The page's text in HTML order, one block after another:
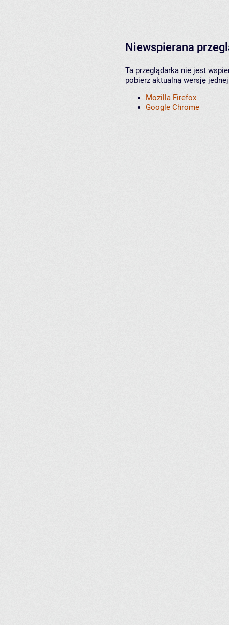
Niewspierana
Ta przeglądarka nie jest
pobierz aktualną wersję
Mozilla Firefox
Google Chrome